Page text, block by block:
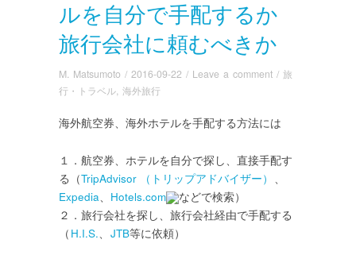
ルを自分で手配するか
旅行会社に頼むべきか
M. Matsumoto / 2016-09-22 / Leave a comment / 旅
行・トラベル, 海外旅行
海外航空券、海外ホテルを手配する方法には
１．航空券、ホテルを自分で探し、直接手配す
る（TripAdvisor （トリップアドバイザー）
Expedia
Hotels.com
などで検索）
２．旅行会社を探し、旅行会社経由で手配する
（ H.I.S. JTB等に依頼）